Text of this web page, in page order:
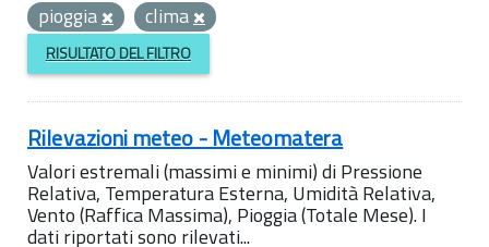
pioggia
clima
RISULTATO DEL FILTRO
Rilevazioni meteo - Meteomatera
Valori estremali (massimi e minimi) di Pressione
Relativa, Temperatura Esterna, Umidità Relativa,
Vento (Raffica Massima), Pioggia (Totale Mese). I
dati riportati sono rilevati...